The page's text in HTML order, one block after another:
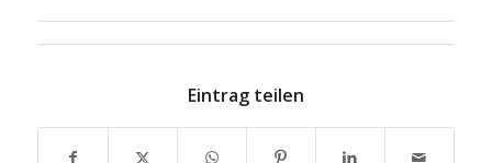
Eintrag teilen